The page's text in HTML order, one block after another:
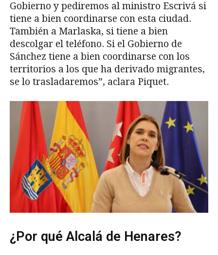
Gobierno y pediremos al ministro Escrivá si
tiene a bien coordinarse con esta ciudad.
También a Marlaska, si tiene a bien
descolgar el teléfono. Si el Gobierno de
Sánchez tiene a bien coordinarse con los
territorios a los que ha derivado migrantes,
se lo trasladaremos”, aclara Piquet.
¿Por qué Alcalá de Henares?